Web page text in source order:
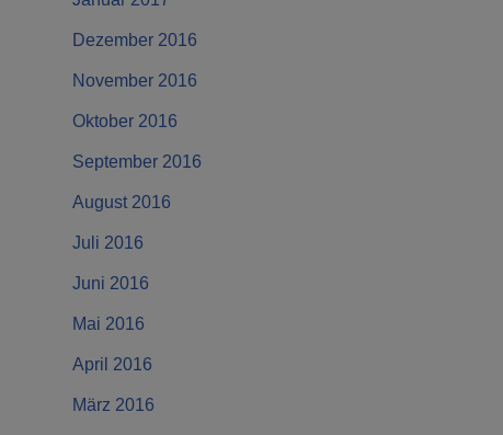
Dezember 2016
November 2016
Oktober 2016
September 2016
August 2016
Juli 2016
Juni 2016
Mai 2016
April 2016
März 2016